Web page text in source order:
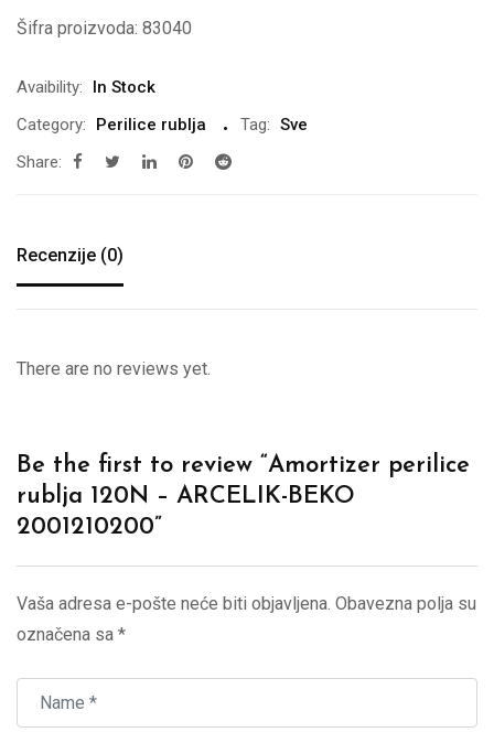
Šifra proizvoda: 83040
Avaibility:
In Stock
Category:
Perilice rublja Tag: Sve
Share:
Recenzije (0)
There are no reviews yet.
Be the first to review “Amortizer perilice
rublja 120N – ARCELIK-BEKO
2001210200”
Vaša adresa e-pošte neće biti objavljena. Obavezna polja su
označena sa *